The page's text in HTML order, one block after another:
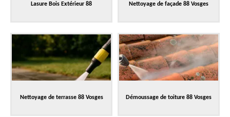
Lasure Bois Extérieur 88 Nettoyage de façade 88 Vosges
Nettoyage de terrasse 88 Vosges Démoussage de toiture 88 Vosges